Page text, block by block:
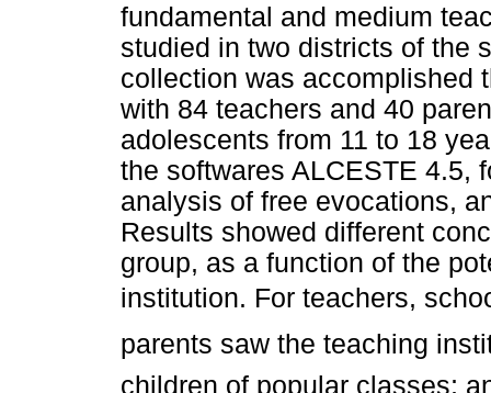
fundamental and medium
studied in two districts of the
collection was accomplished
with 84 teachers and 40
adolescents from 11 to 18
the softwares ALCESTE 4.5,
analysis of free evocations,
Results showed different
group, as a function of the
institution. For teachers,
parents saw the teaching
children of popular classes;